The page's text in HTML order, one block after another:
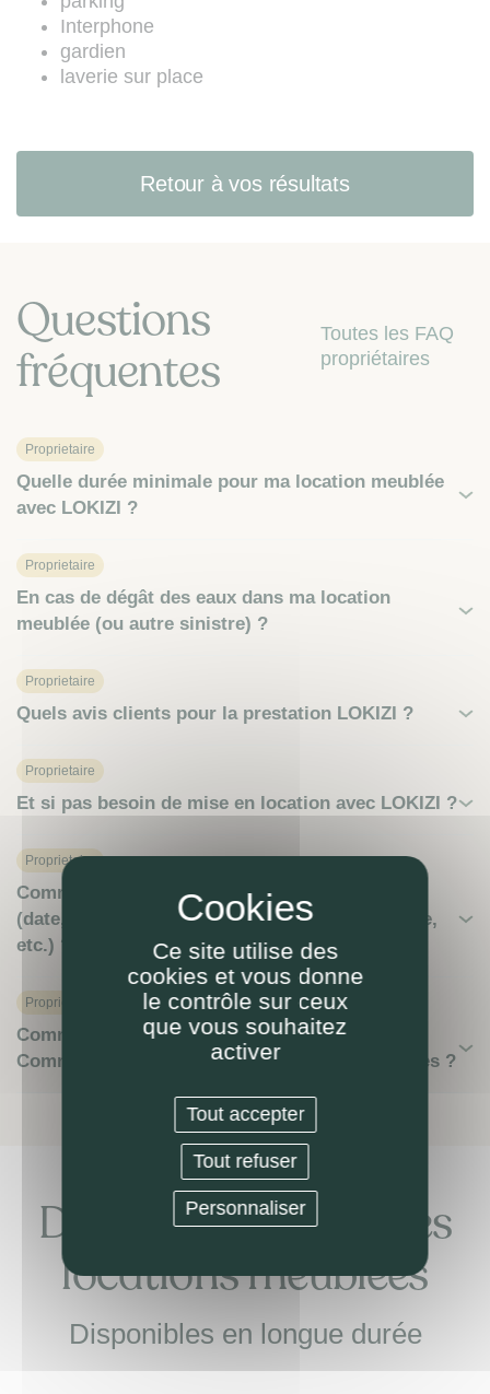
Interphone
gardien
laverie sur place
Retour à vos résultats
Questions
fréquentes
Toutes les FAQ
propriétaires
Proprietaire
Quelle durée minimale pour ma location meublée
avec LOKIZI ?
Proprietaire
En cas de dégât des eaux dans ma location
meublée (ou autre sinistre) ?
Proprietaire
Quels avis clients pour la prestation LOKIZI ?
Proprietaire
Et si pas besoin de mise en location avec LOKIZI ?
Proprietaire
Comment se passe le reversement des loyers
(date, modalités de paiement, relevé de gérance,
etc.) ?
Proprietaire
Comment LOKIZI évite la vacance locative ?
Comment sont gérées les rotations de locataires ?
Découvrez nos autres
locations meublées
Disponibles en longue durée
Ce site utilise des
cookies et vous donne
le contrôle sur ceux
que vous souhaitez
activer
Tout accepter
Tout refuser
Personnaliser